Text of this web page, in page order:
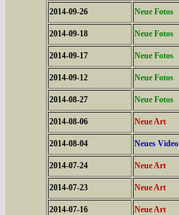
2014-09-26 Neue Fotos
2014-09-18 Neue Fotos
2014-09-17 Neue Fotos
2014-09-12 Neue Fotos
2014-08-27 Neue Fotos
2014-08-06 Neue Art
2014-08-04 Neues Video
2014-07-24 Neue Art
2014-07-23 Neue Art
2014-07-16 Neue Art